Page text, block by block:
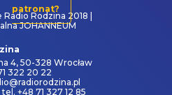
patronat?
Rodzina 2018 |
JOHANNEUM
4, 50-328 Wrocław
322 20 22
+48 71 327 12 85